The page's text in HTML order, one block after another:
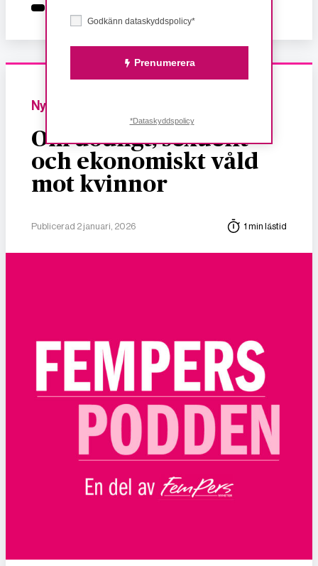
Nyheter
Om dödligt, sexuellt
och ekonomiskt våld
mot kvinnor
Publicerad 2 januari, 2026 1 min lästid
Godkänn dataskyddspolicy*
Prenumerera
*Dataskyddspolicy